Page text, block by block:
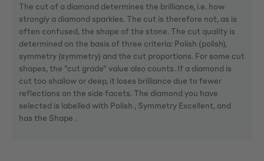
The cut of a diamond determines the brilliance, i.e. how
strongly a diamond sparkles. The cut is therefore not, as is
often confused, the shape of the stone. The cut quality is
determined on the basis of three criteria: Polish (polish),
symmetry (symmetry) and the cut proportions. For some cut
shapes, the "cut grade" value also counts. If a diamond is
cut too shallow or deep, it loses brilliance due to fewer
reflections on the side facets. The diamond you have
selected is labelled with Polish , Symmetry Excellent, and
has the Shape .